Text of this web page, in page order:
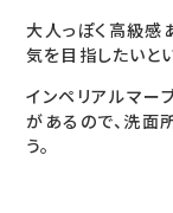
大人っぽく高級感
気を目指したいと
インペリアルマー
があるので、洗面
う。